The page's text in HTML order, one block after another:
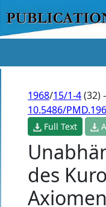
1968/15/1-4(32)
10.5486/
Full Text
des